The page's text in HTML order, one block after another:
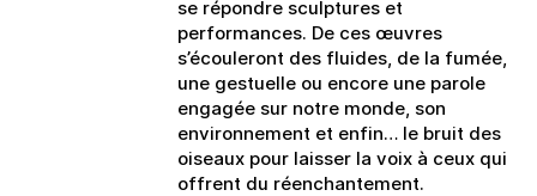
se répondre sculptures et
performances. De ces œuvres
s’écouleront des fluides, de la fumée,
une gestuelle ou encore une parole
engagée sur notre monde, son
environnement et enfin… le bruit des
oiseaux pour laisser la voix à ceux qui
offrent du réenchantement.